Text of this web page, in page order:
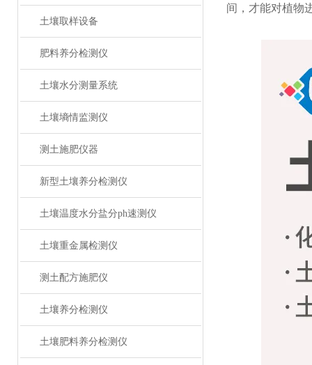
土壤取样设备
肥料养分检测仪
土壤水分测量系统
土壤墒情监测仪
测土施肥仪器
新型土壤养分检测仪
土壤温度水分盐分ph速测仪
土壤重金属检测仪
测土配方施肥仪
土壤养分检测仪
土壤肥料养分检测仪​
间，才能对植物